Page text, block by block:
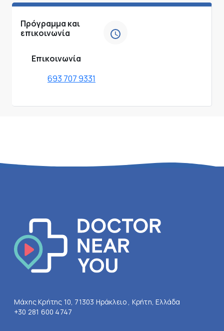
Πρόγραμμα και
επικοινωνία
Επικοινωνία
693 707 9331
Μάχης Κρήτης 10, 71303 Ηράκλειο , Κρήτη, Ελλάδα
+30 281 600 4747